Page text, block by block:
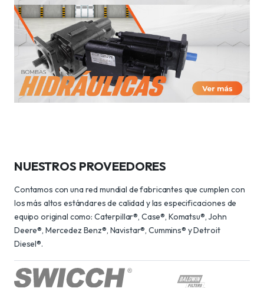
NUESTROS PROVEEDORES
Contamos con una red mundial de fabricantes que cumplen con
los más altos estándares de calidad y las especificaciones de
equipo original como: Caterpillar®, Case®, Komatsu®, John
Deere®, Mercedez Benz®, Navistar®, Cummins® y Detroit
Diesel®.